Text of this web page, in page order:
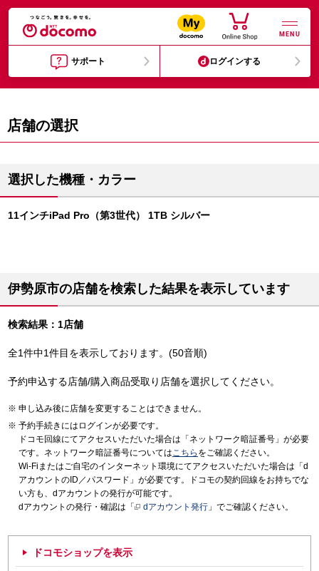
MENU
サポート ログインする
店舗の選択
選択した機種・カラー
11インチiPad Pro（第3世代） 1TB シルバー
伊勢原市の店舗を検索した結果を表示しています
検索結果：1店舗
全1件中1件目を表示しております。(50音順)
予約申込する店舗/購入商品受取り店舗を選択してください。
申し込み後に店舗を変更することはできません。
予約手続きにはログインが必要です。
ドコモ回線にてアクセスいただいた場合は「ネットワーク暗証番号」が必要
です。ネットワーク暗証番号についてはこちら をご確認ください。
Wi-Fiまたはご自宅のインターネット環境にてアクセスいただいた場合は「d
アカウントのID／パスワード」が必要です。ドコモの契約回線をお持ちでな
い方も、dアカウントの発行が可能です。
dアカウントの発行・確認は「
dアカウント発行 」でご確認ください。
ドコモショップを表示